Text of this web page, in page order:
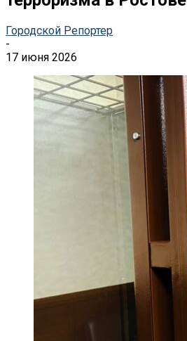
Городской Репортер
-
17 июня 2026